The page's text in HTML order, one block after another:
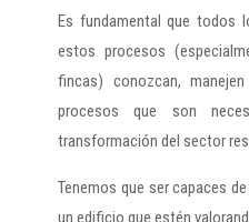
Es fundamental que todos
estos procesos
fincas) conozcan,
procesos que son
transformación del sector
Tenemos que ser capaces
un edificio que estén